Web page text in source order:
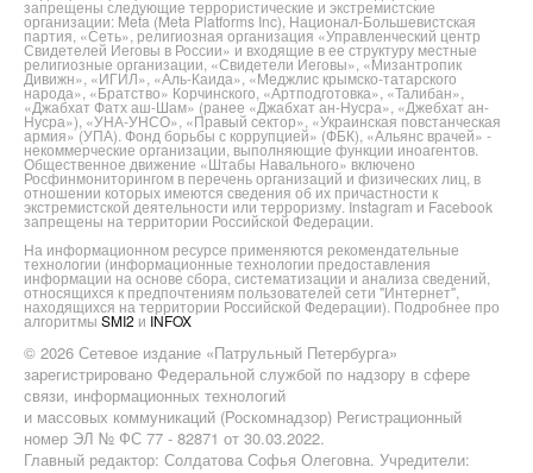
запрещены следующие террористические и экстремистские
организации: Meta (Meta Platforms Inc), Национал-Большевистская
партия, «Сеть», религиозная организация «Управленческий центр
Свидетелей Иеговы в России» и входящие в ее структуру местные
религиозные организации, «Свидетели Иеговы», «Мизантропик
Дивижн», «ИГИЛ», «Аль-Каида», «Меджлис крымско-татарского
народа», «Братство» Корчинского, «Артподготовка», «Талибан»,
«Джабхат Фатх аш-Шам» (ранее «Джабхат ан-Нусра», «Джебхат ан-
Нусра»), «УНА-УНСО», «Правый сектор», «Украинская повстанческая
армия» (УПА). Фонд борьбы с коррупцией» (ФБК), «Альянс врачей» -
некоммерческие организации, выполняющие функции иноагентов.
Общественное движение «Штабы Навального» включено
Росфинмониторингом в перечень организаций и физических лиц, в
отношении которых имеются сведения об их причастности к
экстремистской деятельности или терроризму. Instagram и Facebook
запрещены на территории Российской Федерации.
На информационном ресурсе применяются рекомендательные
технологии (информационные технологии предоставления
информации на основе сбора, систематизации и анализа сведений,
относящихся к предпочтениям пользователей сети "Интернет",
находящихся на территории Российской Федерации). Подробнее про
алгоритмы SMI2 и INFOX
© 2026 Сетевое издание «Патрульный Петербурга»
зарегистрировано Федеральной службой по надзору в сфере
связи, информационных технологий
и массовых коммуникаций (Роскомнадзор) Регистрационный
номер ЭЛ № ФС 77 - 82871 от 30.03.2022.
Главный редактор: Солдатова Софья Олеговна. Учредители: